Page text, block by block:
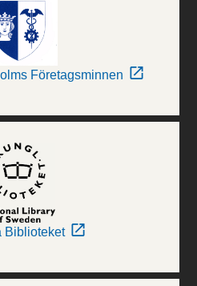
Företagsminnen
Biblioteket